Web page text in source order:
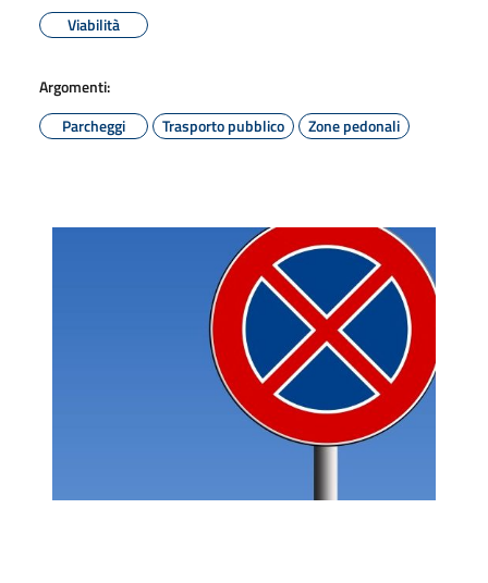
Viabilità
Argomenti:
Parcheggi
Trasporto pubblico Zone pedonali